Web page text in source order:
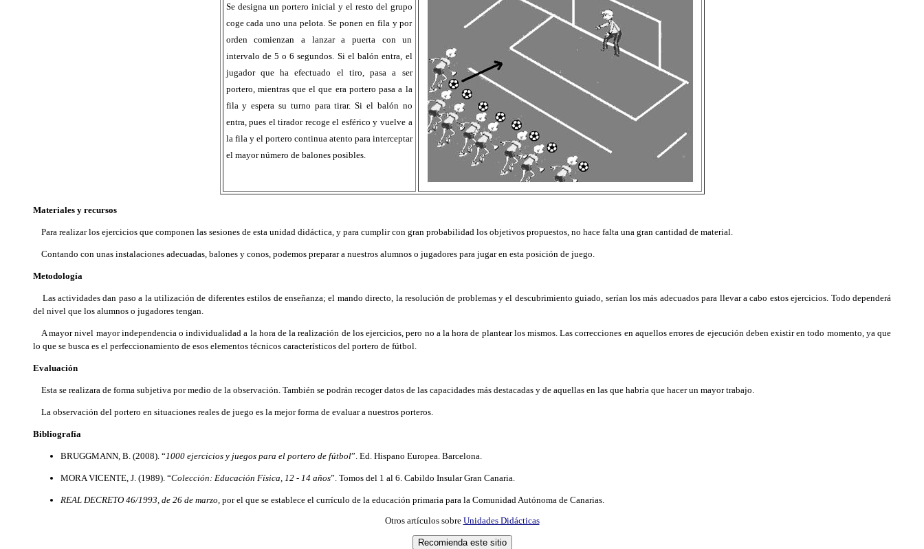
Se designa un portero inicial y el resto del grupo
coge cada uno una pelota. Se ponen en fila y por
orden comienzan a lanzar a puerta con un
intervalo de 5 o 6 segundos. Si el balón entra, el
jugador que ha efectuado el tiro, pasa a ser
portero, mientras que el que era portero pasa a la
fila y espera su turno para tirar. Si el balón no
entra, pues el tirador recoge el esférico y vuelve a
la fila y el portero continua atento para interceptar
el mayor número de balones posibles.
Materiales y recursos
Para realizar los ejercicios que componen las sesiones de esta unidad didáctica, y para cumplir con gran probabilidad los objetivos propuestos, no hace falta una gran cantidad de material.
Contando con unas instalaciones adecuadas, balones y conos, podemos preparar a nuestros alumnos o jugadores para jugar en esta posición de juego.
Metodología
Las actividades dan paso a la utilización de diferentes estilos de enseñanza; el mando directo, la resolución de problemas y el descubrimiento guiado, serían los más adecuados para llevar a cabo estos ejercicios. Todo dependerá
del nivel que los alumnos o jugadores tengan.
A mayor nivel mayor independencia o individualidad a la hora de la realización de los ejercicios, pero no a la hora de plantear los mismos. Las correcciones en aquellos errores de ejecución deben existir en todo momento, ya que
lo que se busca es el perfeccionamiento de esos elementos técnicos característicos del portero de fútbol.
Evaluación
Esta se realizara de forma subjetiva por medio de la observación. También se podrán recoger datos de las capacidades más destacadas y de aquellas en las que habría que hacer un mayor trabajo.
La observación del portero en situaciones reales de juego es la mejor forma de evaluar a nuestros porteros.
Bibliografía
BRUGGMANN, B. (2008). “1000 ejercicios y juegos para el portero de fútbol”. Ed. Hispano Europea. Barcelona.
MORA VICENTE, J. (1989). “Colección: Educación Física, 12 - 14 años”. Tomos del 1 al 6. Cabildo Insular Gran Canaria.
REAL DECRETO 46/1993, de 26 de marzo, por el que se establece el currículo de la educación primaria para la Comunidad Autónoma de Canarias.
Otros artículos sobre Unidades Didácticas